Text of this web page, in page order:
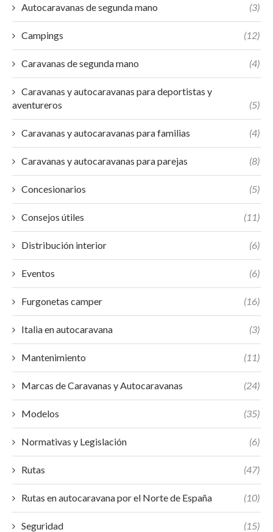
Autocaravanas de segunda mano (3)
Campings (12)
Caravanas de segunda mano (4)
Caravanas y autocaravanas para deportistas y
aventureros
(5)
Caravanas y autocaravanas para familias (4)
Caravanas y autocaravanas para parejas (8)
Concesionarios (5)
Consejos útiles (11)
Distribución interior (6)
Eventos (6)
Furgonetas camper (16)
Italia en autocaravana (3)
Mantenimiento (11)
Marcas de Caravanas y Autocaravanas (24)
Modelos (35)
Normativas y Legislación (6)
Rutas (47)
Rutas en autocaravana por el Norte de España (10)
Seguridad (15)